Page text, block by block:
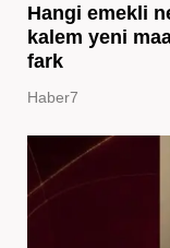
Hangi emekli
kalem yeni
fark
Haber7